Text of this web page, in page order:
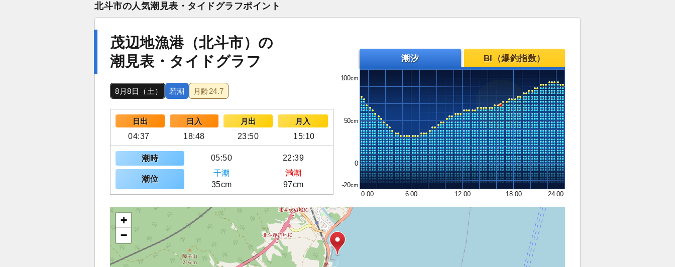
北斗市の人気潮見表・タイドグラフポイント
茂辺地漁港（北斗市）の
潮見表・タイドグラフ
8月8日（土） 若潮 月齢24.7
日出 日入 月出
月入
04:37
18:48 23:50 15:10
潮時 05:50 22:39
潮位
干潮
満潮
35cm
97cm
潮汐 BI（爆釣指数）
100
50
0
-20
0:00
6:00 12:00 18:00 24:00
+
−